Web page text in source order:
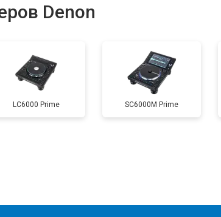
Denon
LC6000 Prime SC6000M Prime